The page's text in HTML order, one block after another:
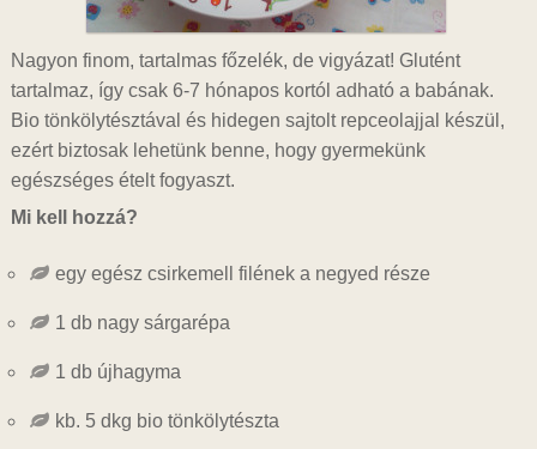
Nagyon finom, tartalmas főzelék, de vigyázat! Glutént
tartalmaz, így csak 6-7 hónapos kortól adható a babának.
Bio tönkölytésztával és hidegen sajtolt repceolajjal készül,
ezért biztosak lehetünk benne, hogy gyermekünk
egészséges ételt fogyaszt.
Mi kell hozzá?
egy egész csirkemell filének a negyed része
1 db nagy sárgarépa
1 db újhagyma
kb. 5 dkg bio tönkölytészta